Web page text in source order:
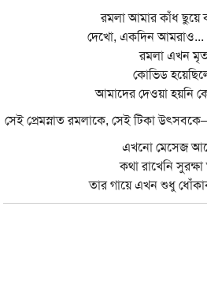
রমলা আমার কাঁধ ছুয়ে
দেখো, একদিন আমরাও...
রমলা এখন
কোভিড
আমাদের দেওয়া হয়নি
সেই প্রেমস্নাত রমলাকে, সেই টিকা
এখনো মেসেজ
কথা রাখেনি
তার গায়ে এখন শুধু